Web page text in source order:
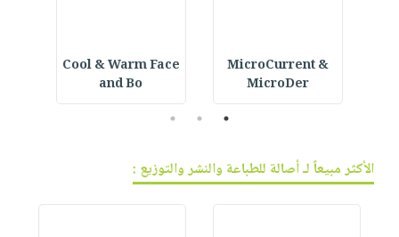
MicroCurrent &
MicroDer
Cool & Warm Face
and Bo
1
2
3
الأكثر مبيعاً لـ أصالة للطباعة والنشر والتوزيع :